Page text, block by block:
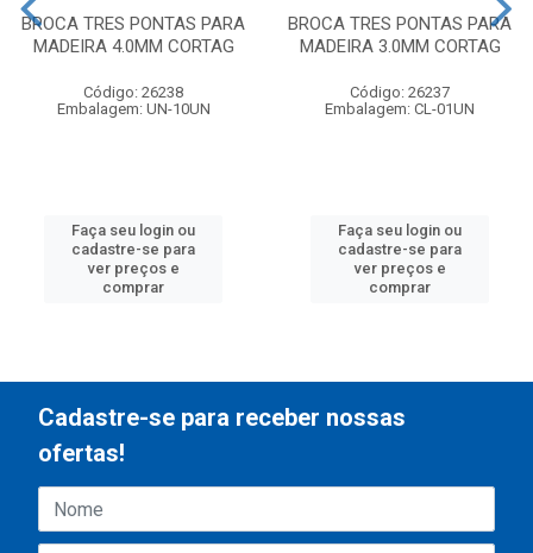
BROCA TRES PONTAS PARA
MADEIRA 4.0MM CORTAG
Código: 26238
Embalagem: UN-10UN
Faça seu login ou
cadastre-se para
ver preços e
comprar
BROCA TRES PONTAS PARA
MADEIRA 3.0MM CORTAG
Código: 26237
Embalagem: CL-01UN
Faça seu login ou
cadastre-se para
ver preços e
comprar
Cadastre-se para receber nossas
ofertas!